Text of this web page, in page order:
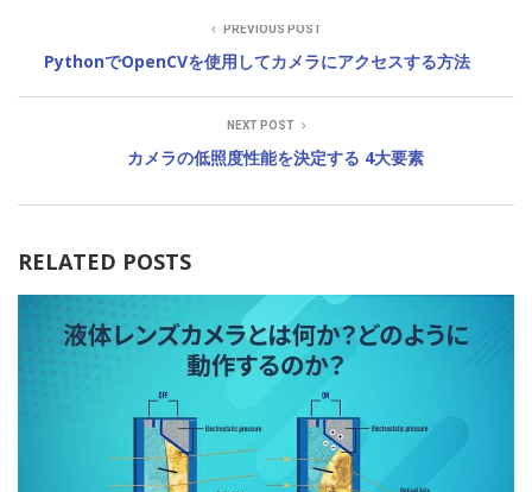
PREVIOUS POST
PythonでOpenCVを使用してカメラにアクセスする方法
NEXT POST
カメラの低照度性能を決定する 4⼤要素
RELATED POSTS